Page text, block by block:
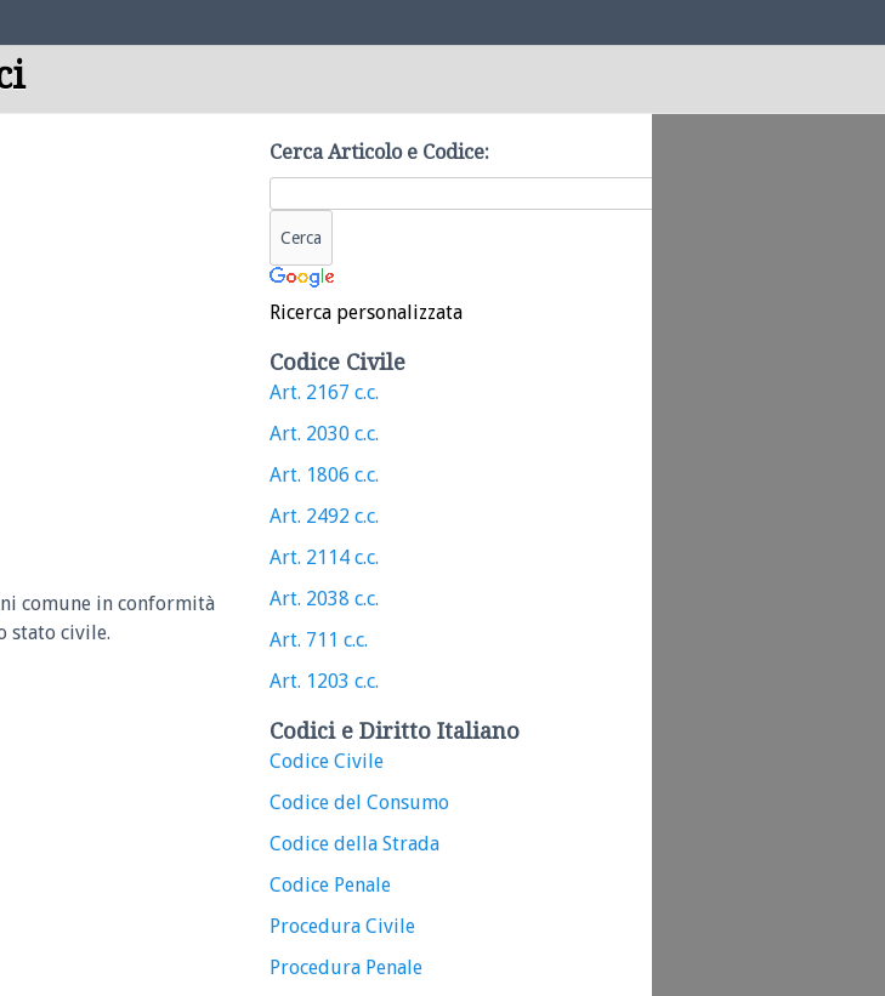
comune in conformità
stato civile.
Cerca Articolo e Codice:
Ricerca personalizzata
Codice Civile
Art. 2167 c.c.
Art. 2030 c.c.
Art. 1806 c.c.
Art. 2492 c.c.
Art. 2114 c.c.
Art. 2038 c.c.
Art. 711 c.c.
Art. 1203 c.c.
Codici e Diritto Italiano
Codice Civile
Codice del Consumo
Codice della Strada
Codice Penale
Procedura Civile
Procedura Penale